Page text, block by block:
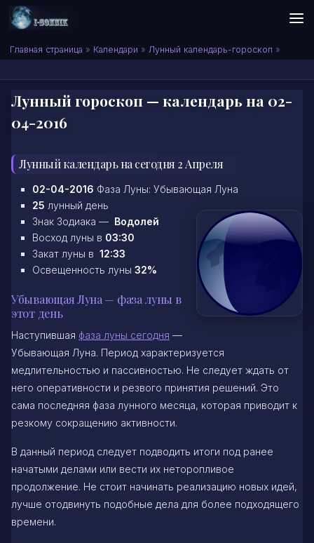
Skip to content
Сонник I-SONNIK.COM
Главная страница » Календари » Лунный календарь-гороскоп »
Лунный гороскоп — календарь на 02-
04-2016
Лунный календарь на сегодня 2 Апреля
02-04-2016 Фаза Луны: Убывающая Луна
25 лунный день
Знак Зодиака — Водолей
Восход луны в 03:30
Закат луны в 12:33
Освещенность луны 32%
Убывающая Луна — фаза луны в
этот день
Наступившая фаза луны сегодня —
Убывающая Луна. Период характеризуется
медлительностью и пассивностью. Не следует ждать от
него оперативности и резвого принятия решений. Это
сама последняя фаза лунного месяца, которая приводит к
резкому сокращению активности.
В данный период следует подводить итоги под ранее
начатыми делами или вести их неторопливое
продолжение. Не стоит начинать реализацию новых идей,
лучше отодвинуть подобные дела для более подходящего
времени.